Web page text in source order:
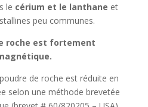
le cérium et le lanthane et
peu communes.
roche est fortement
de roche est réduite en
selon une méthode brevetée